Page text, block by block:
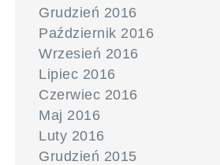
Grudzień 2016
Październik 2016
Wrzesień 2016
Lipiec 2016
Czerwiec 2016
Maj 2016
Luty 2016
Grudzień 2015